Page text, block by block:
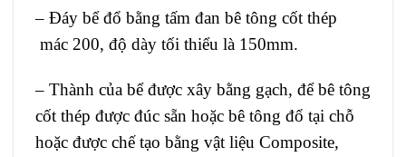
– Đáy bể đổ bằng tấm đan bê tông cốt thép
mác 200, độ dày tối thiểu là 150mm.
– Thành của bể được xây bằng gạch, để bê tông
cốt thép được đúc sẵn hoặc bê tông đổ tại chỗ
hoặc được chế tạo bằng vật liệu Composite,